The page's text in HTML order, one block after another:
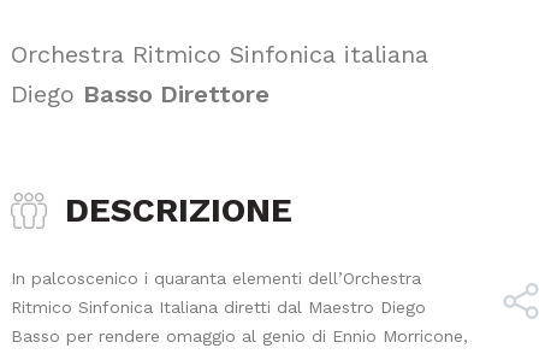
Orchestra Ritmico Sinfonica italiana
Diego Basso Direttore
DESCRIZIONE
In palcoscenico i quaranta elementi dell’Orchestra
Ritmico Sinfonica Italiana diretti dal Maestro Diego
Basso per rendere omaggio al genio di Ennio Morricone,